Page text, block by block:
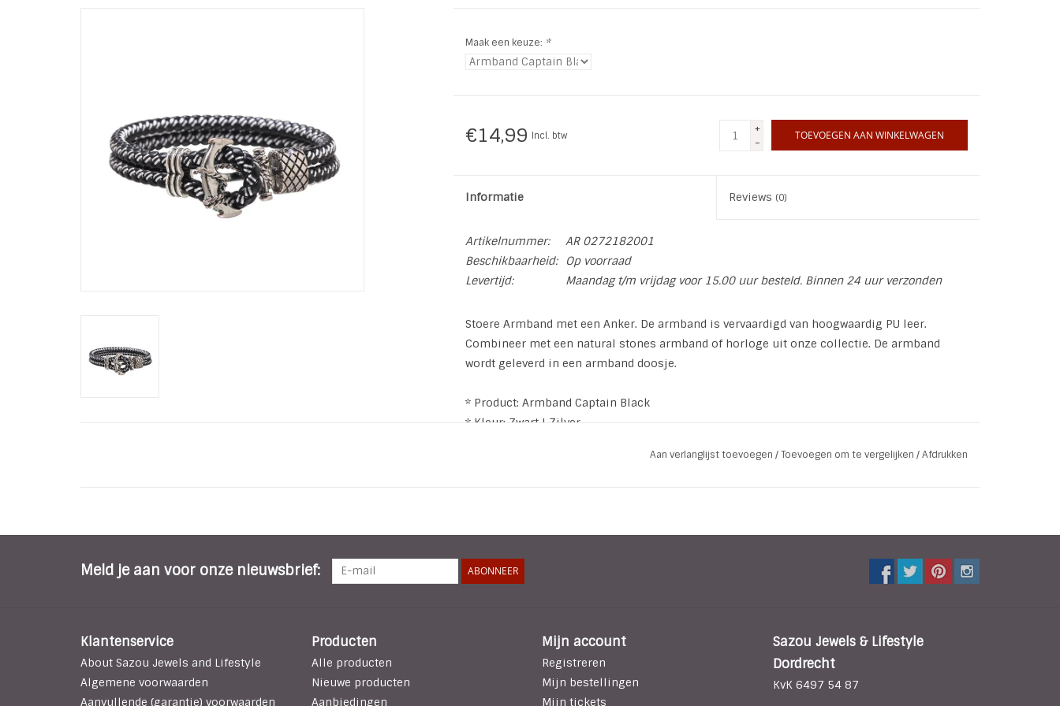
Maak een keuze: *
€14,99 Incl. btw
+
-
TOEVOEGEN AAN WINKELWAGEN
Informatie Reviews (0)
Artikelnummer:
AR 0272182001
Beschikbaarheid:
Op voorraad
Levertijd:
Maandag t/m vrijdag voor 15.00 uur besteld. Binnen 24 uur verzonden
Stoere Armband met een Anker. De armband is vervaardigd van hoogwaardig PU leer.
Combineer met een natural stones armband of horloge uit onze collectie. De armband
wordt geleverd in een armband doosje.
* Product: Armband Captain Black
* Kleur: Zwart | Zilver
Aan verlanglijst toevoegen /Toevoegen om te vergelijken /Afdrukken
Meld je aan voor onze nieuwsbrief: ABONNEER
Klantenservice
About Sazou Jewels and Lifestyle
Algemene voorwaarden
Aanvullende (garantie) voorwaarden
Producten
Alle producten
Nieuwe producten
Aanbiedingen
Mijn account
Registreren
Mijn bestellingen
Mijn tickets
Sazou Jewels & Lifestyle
Dordrecht
KvK 6497 54 87